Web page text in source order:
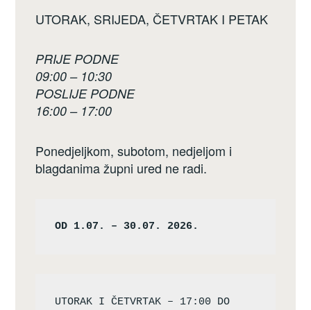
UTORAK, SRIJEDA, ČETVRTAK I PETAK
PRIJE PODNE
09:00 – 10:30
POSLIJE PODNE
16:00 – 17:00
Ponedjeljkom, subotom, nedjeljom i
blagdanima župni ured ne radi.
OD 1.07. – 30.07. 2026.
UTORAK I ČETVRTAK – 17:00 DO